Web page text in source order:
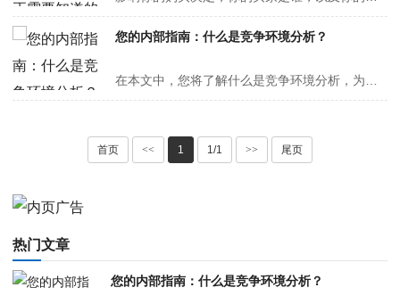
您的内部指南：什么是竞争环境分析？
首页 << 1 1/1 >> 尾页
热门文章
您的内部指南：什么是竞争环境分析？